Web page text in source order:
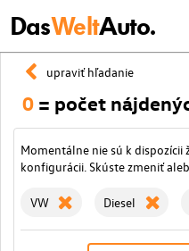
DasWeltAuto.
upraviť hľadanie
0 = počet
Momentálne nie sú k
konfigurácii. Skúste zmeniť
VW Diesel